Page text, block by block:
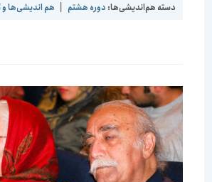
دسته هم‌اندیشی‌ها:دوره هشتم | هم اندیشی‌ها و